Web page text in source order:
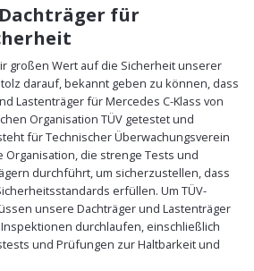
für
großen Wert auf die Sicherheit unserer
darauf, bekannt geben zu können, dass
Lastenträger für Mercedes C-Klass von
Organisation TÜV getestet und
für Technischer Überwachungsverein
die strenge Tests und
durchführt, um sicherzustellen, dass
erfüllen. Um TÜV-
unsere Dachträger und Lastenträger
durchlaufen, einschließlich
und Prüfungen zur Haltbarkeit und